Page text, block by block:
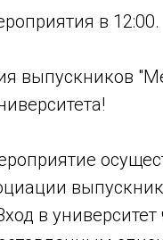
в 12:00.
выпускников
в